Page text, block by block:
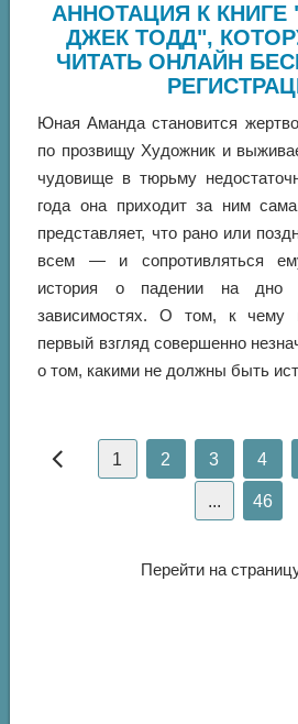
АННОТАЦИЯ К КНИГЕ
ДЖЕК ТОДД",
ЧИТАТЬ ОНЛАЙН
Юная Аманда становится
по прозвищу Художник и
чудовище в тюрьму
года она приходит за ним
представляет, что рано или
всем — и сопротивляться
история о падении на дно
зависимостях. О том, к чему
первый взгляд совершенно
о том, какими не должны быть
1 2 3 4
... 46
Перейти на